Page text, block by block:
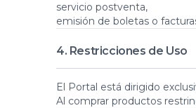
servicio postventa,
emisión de boletas o
4. Restricciones de Uso
El Portal está dirigido
Al comprar productos